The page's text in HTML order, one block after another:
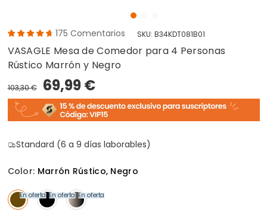
175 Comentarios SKU: B34KDT081B01
VASAGLE Mesa de Comedor para 4 Personas
Rústico Marrón y Negro
103,30 € 69,99 €
Standard (6 a 9 días laborables)
Color: Marrón Rústico, Negro
En oferta En oferta En oferta